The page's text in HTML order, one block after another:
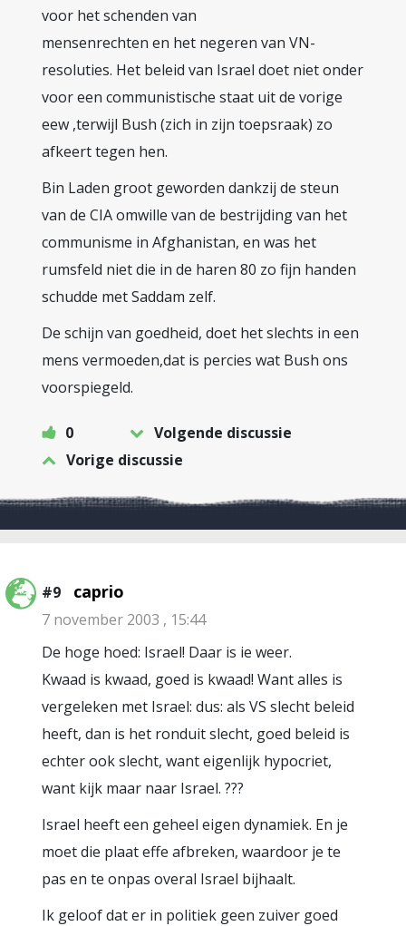
voor het schenden van
mensenrechten en het negeren van VN-
resoluties. Het beleid van Israel doet niet onder
voor een communistische staat uit de vorige
eew ,terwijl Bush (zich in zijn toepsraak) zo
afkeert tegen hen.
Bin Laden groot geworden dankzij de steun
van de CIA omwille van de bestrijding van het
communisme in Afghanistan, en was het
rumsfeld niet die in de haren 80 zo fijn handen
schudde met Saddam zelf.
De schijn van goedheid, doet het slechts in een
mens vermoeden,dat is percies wat Bush ons
voorspiegeld.
0
Volgende discussie
Vorige discussie
#9 caprio
7 november 2003 , 15:44
De hoge hoed: Israel! Daar is ie weer.
Kwaad is kwaad, goed is kwaad! Want alles is
vergeleken met Israel: dus: als VS slecht beleid
heeft, dan is het ronduit slecht, goed beleid is
echter ook slecht, want eigenlijk hypocriet,
want kijk maar naar Israel. ???
Israel heeft een geheel eigen dynamiek. En je
moet die plaat effe afbreken, waardoor je te
pas en te onpas overal Israel bijhaalt.
Ik geloof dat er in politiek geen zuiver goed